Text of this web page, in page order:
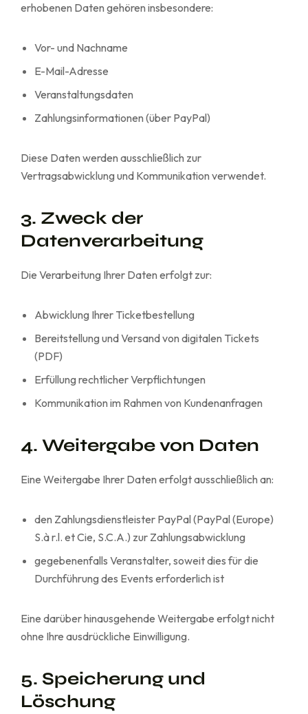
erhobenen Daten gehören insbesondere:
Vor- und Nachname
E-Mail-Adresse
Veranstaltungsdaten
Zahlungsinformationen (über PayPal)
Diese Daten werden ausschließlich zur
Vertragsabwicklung und Kommunikation verwendet.
3. Zweck der
Datenverarbeitung
Die Verarbeitung Ihrer Daten erfolgt zur:
Abwicklung Ihrer Ticketbestellung
Bereitstellung und Versand von digitalen Tickets
(PDF)
Erfüllung rechtlicher Verpflichtungen
Kommunikation im Rahmen von Kundenanfragen
4. Weitergabe von Daten
Eine Weitergabe Ihrer Daten erfolgt ausschließlich an:
den Zahlungsdienstleister PayPal (PayPal (Europe)
S.à r.l. et Cie, S.C.A.) zur Zahlungsabwicklung
gegebenenfalls Veranstalter, soweit dies für die
Durchführung des Events erforderlich ist
Eine darüber hinausgehende Weitergabe erfolgt nicht
ohne Ihre ausdrückliche Einwilligung.
5. Speicherung und
Löschung